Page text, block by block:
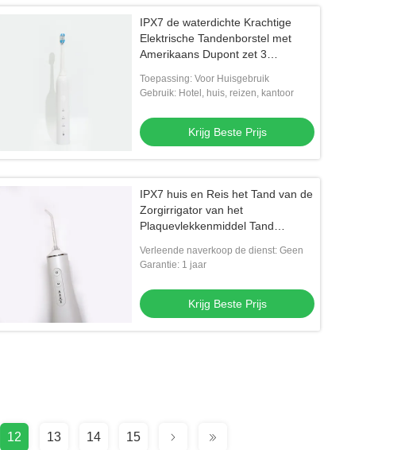
IPX7 de waterdichte Krachtige
Elektrische Tandenborstel met
Amerikaans Dupont zet 3
Toepassing: Voor Huisgebruik
Gebruik: Hotel, huis, reizen, kantoor
Krijg Beste Prijs
IPX7 huis en Reis het Tand van de
Zorgirrigator van het
Plaquevlekkenmiddel Tand
Verleende naverkoop de dienst: Geen
Garantie: 1 jaar
Krijg Beste Prijs
12 13 14 15